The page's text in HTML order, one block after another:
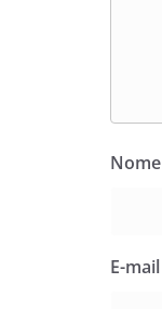
Nome
E-mail